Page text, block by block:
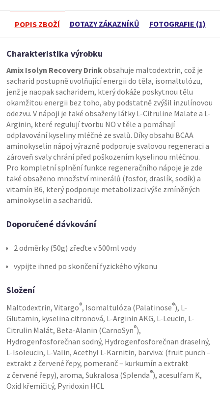
POPIS ZBOŽÍ DOTAZY ZÁKAZNÍKŮ FOTOGRAFIE (1)
Charakteristika výrobku
Amix Isolyn Recovery Drinkobsahuje maltodextrin, což je
sacharid postupně uvolňující energii do těla, isomaltulózu,
jenž je naopak sacharidem, který dokáže poskytnou tělu
okamžitou energii bez toho, aby podstatně zvýšil inzulínovou
odezvu. V nápoji je také obsaženy látky L-Citruline Malate a L-
Arginin, které regulují tvorbu NO v těle a pomáhají
odplavování kyseliny mléčné ze svalů. Díky obsahu BCAA
aminokyselin nápoj výrazně podporuje svalovou regeneraci a
zároveň svaly chrání před poškozením kyselinou mléčnou.
Pro kompletní splnění funkce regeneračního nápoje je zde
také obsaženo množství minerálů (fosfor, draslík, sodík) a
vitamín B6, který podporuje metabolizaci výše zmíněných
aminokyselin a sacharidů.
Doporučené dávkování
2 odměrky (50g) zřeďte v 500ml vody
vypijte ihned po skončení fyzického výkonu
Složení
Maltodextrin, Vitargo®, Isomaltulóza (Palatinose®), L-
Glutamin, kyselina citronová, L-Arginin AKG, L-Leucin, L-
Citrulin Malát, Beta-Alanin (CarnoSyn®),
Hydrogenfosforečnan sodný, Hydrogenfosforečnan draselný,
L-Isoleucin, L-Valin, Acethyl L-Karnitin, barviva: (fruit punch –
extrakt z červené řepy, pomeranč – kurkumín a extrakt
z červené řepy), aroma, Sukralosa (Splenda®), acesulfam K,
Oxid křemičitý, Pyridoxin HCL